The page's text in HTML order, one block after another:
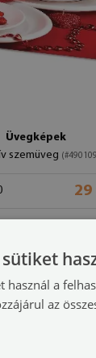
Üvegképek
szemüveg
29
használ a
az